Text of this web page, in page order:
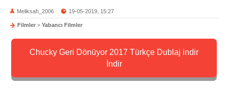
Meliksah_2006 19-05-2019, 15:27
Filmler > Yabancı Filmler
Chucky Geri Dönüyor 2017 Türkçe Dublaj indir
İndir